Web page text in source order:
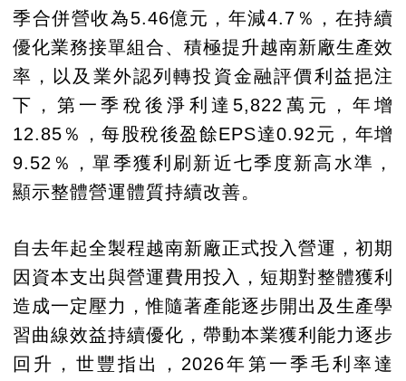
季合併營收為5.46億元，年減4.7％，在持續
優化業務接單組合、積極提升越南新廠生產效
率，以及業外認列轉投資金融評價利益挹注
下，第一季稅後淨利達5,822萬元，年增
12.85％，每股稅後盈餘EPS達0.92元，年增
9.52％，單季獲利刷新近七季度新高水準，
顯示整體營運體質持續改善。
自去年起全製程越南新廠正式投入營運，初期
因資本支出與營運費用投入，短期對整體獲利
造成一定壓力，惟隨著產能逐步開出及生產學
習曲線效益持續優化，帶動本業獲利能力逐步
回升，世豐指出，2026年第一季毛利率達